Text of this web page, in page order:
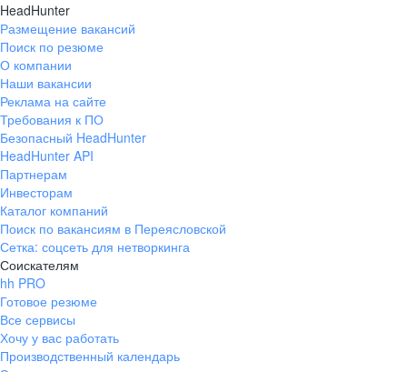
HeadHunter
Размещение вакансий
Поиск по резюме
О компании
Наши вакансии
Реклама на сайте
Требования к ПО
Безопасный HeadHunter
HeadHunter API
Партнерам
Инвесторам
Каталог компаний
Поиск по вакансиям в Переясловской
Сетка: соцсеть для нетворкинга
Соискателям
hh PRO
Готовое резюме
Все сервисы
Хочу у вас работать
Производственный календарь